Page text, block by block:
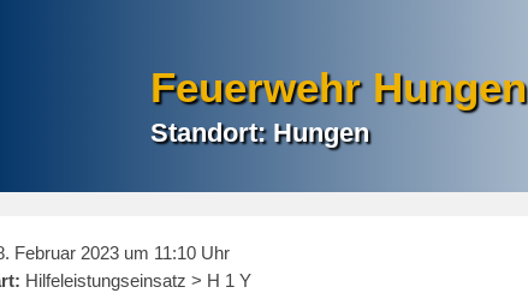
Feuerwehr Hungen
Standort: Hungen
Februar 2023 um 11:10 Uhr
Hilfeleistungseinsatz > H 1 Y